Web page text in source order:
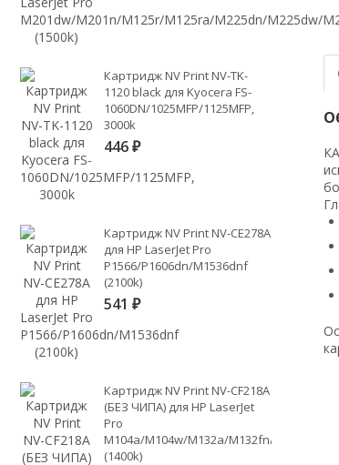
Картридж NV Print NV-TK-
1120 black для Kyocera FS-
1060DN/1025MFP/1125MFP,
3000k
446 ₽
Картридж NV Print NV-CE278A
для HP LaserJet Pro
P1566/P1606dn/M1536dnf
(2100k)
541 ₽
Картридж NV Print NV-CF218A
(БЕЗ ЧИПА) для HP LaserJet
Pro
M104a/M104w/M132a/M132fn/M132fw/
(1400k)